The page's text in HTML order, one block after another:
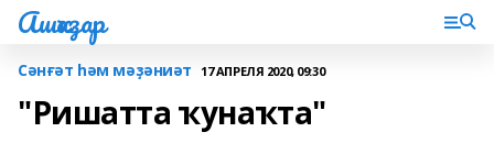
Ашҡаҙар
Сәнғәт һәм мәҙәниәт 17 АПРЕЛЯ 2020, 09:30
"Ришатта ҡунаҡта"